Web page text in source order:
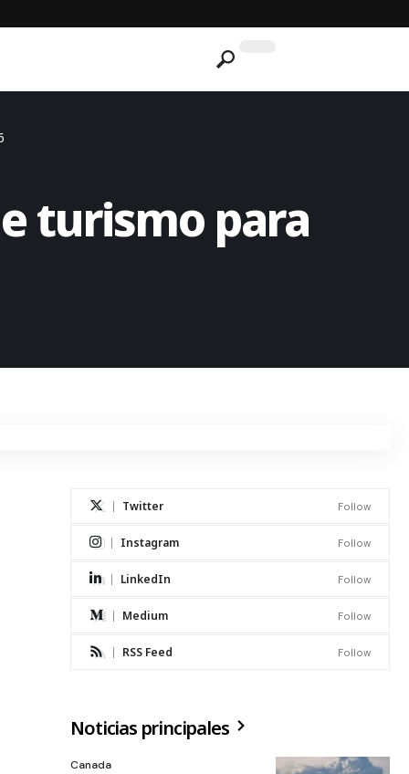
turismo para
Twitter Follow
Instagram Follow
LinkedIn Follow
Medium Follow
RSS Feed Follow
Noticias principales
Canada